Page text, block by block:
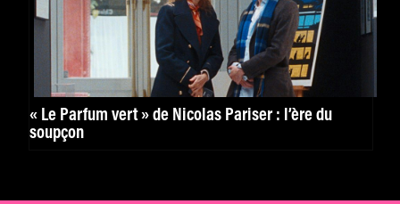
« Le Parfum vert » de Nicolas Pariser : l’ère du
soupçon